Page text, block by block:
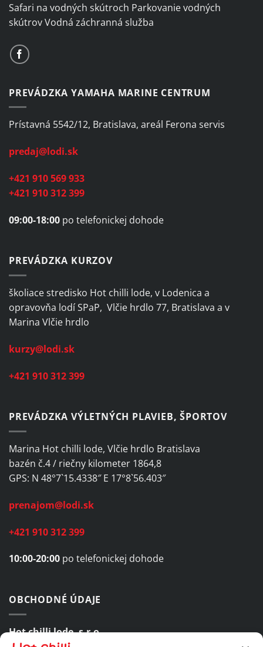
Safari na vodných skútroch Parkovanie vodných
skútrov Vodná záchranná služba
PREVÁDZKA YAMAHA MARINE CENTRUM
Prístavná 5542/12, Bratislava, areál Ferona servis
predaj@lodi.sk
+421 910 569 933
+421 910 312 399
09:00-18:00 po telefonickej dohode
PREVÁDZKA KURZOV
školiace stredisko Hot chilli lode, v Lodenica a
opravovňa lodí SPaP, Vlčie hrdlo 77, Bratislava a v
Marina Vlčie hrdlo
kurzy@lodi.sk
+421 910 312 399
PREVÁDZKA VÝLETNÝCH PLAVIEB, ŠPORTOV
Marina Hot chilli lode, Vlčie hrdlo Bratislava
bazén č.4 / riečny kilometer 1864,8
GPS: N 48°7`15.4338″ E 17°8`56.403″
prenajom@lodi.sk
+421 910 312 399
10:00-20:00 po telefonickej dohode
OBCHODNÉ ÚDAJE
Hot chilli lode, s.r.o.